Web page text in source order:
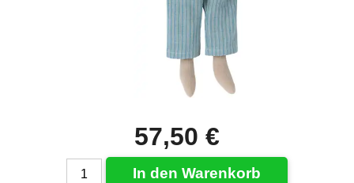
57,50 €
In den Warenkorb